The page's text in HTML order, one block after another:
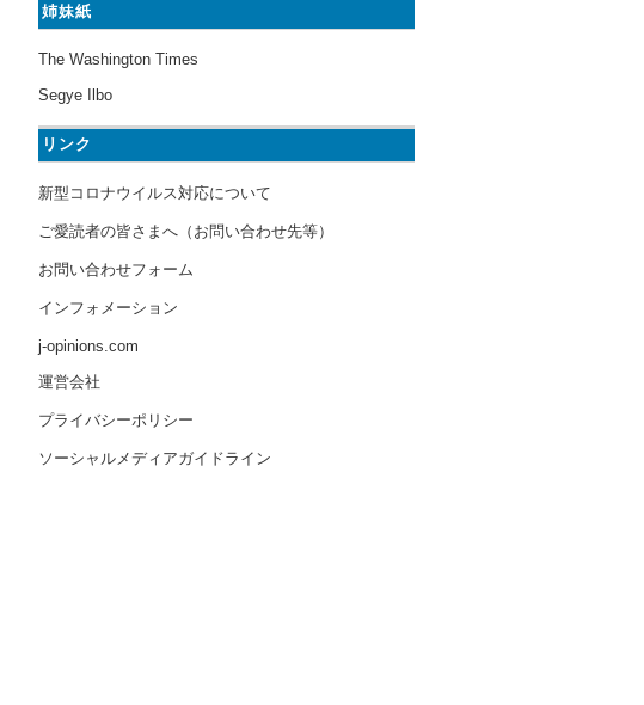
姉妹紙
The Washington Times
Segye Ilbo
リンク
新型コロナウイルス対応について
ご愛読者の皆さまへ（お問い合わせ先等）
お問い合わせフォーム
インフォメーション
j-opinions.com
運営会社
プライバシーポリシー
ソーシャルメディアガイドライン